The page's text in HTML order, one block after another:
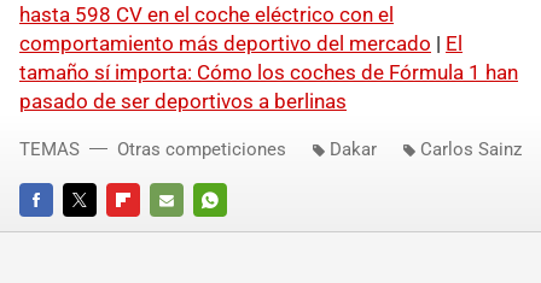
hasta 598 CV en el coche eléctrico con el
comportamiento más deportivo del mercado | El
tamaño sí importa: Cómo los coches de Fórmula 1 han
pasado de ser deportivos a berlinas
FACEBOOKTWITTERFLIPBOARD
E-
WHATSAPP
TEMAS Otras competiciones Dakar Carlos Sainz